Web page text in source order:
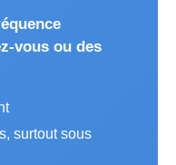
vous ou des
surtout sous